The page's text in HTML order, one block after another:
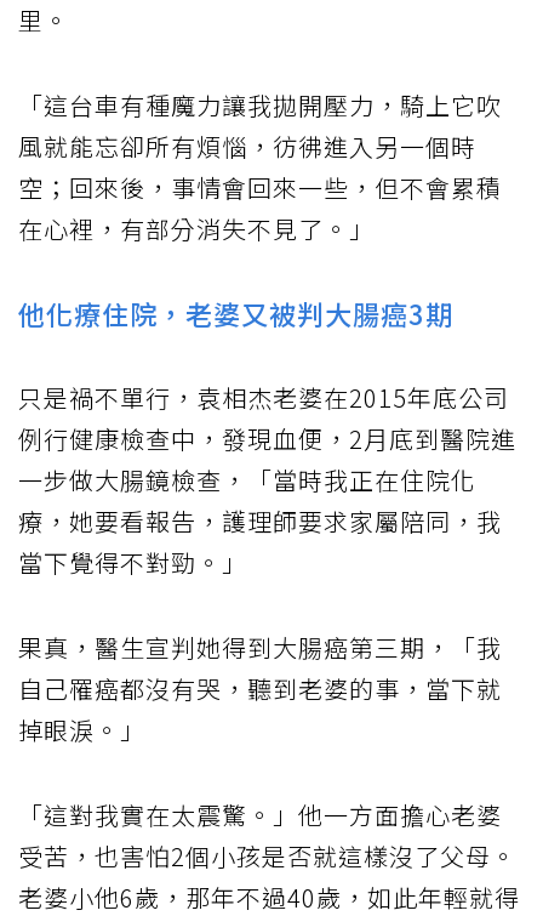
里。
「這台車有種魔力讓我拋開壓力，騎上它吹
風就能忘卻所有煩惱，彷彿進入另一個時
空；回來後，事情會回來一些，但不會累積
在心裡，有部分消失不見了。」
他化療住院，老婆又被判大腸癌3期
只是禍不單行，袁相杰老婆在2015年底公司
例行健康檢查中，發現血便，2月底到醫院進
一步做大腸鏡檢查，「當時我正在住院化
療，她要看報告，護理師要求家屬陪同，我
當下覺得不對勁。」
果真，醫生宣判她得到大腸癌第三期，「我
自己罹癌都沒有哭，聽到老婆的事，當下就
掉眼淚。」
「這對我實在太震驚。」他一方面擔心老婆
受苦，也害怕2個小孩是否就這樣沒了父母。
老婆小他6歲，那年不過40歲，如此年輕就得